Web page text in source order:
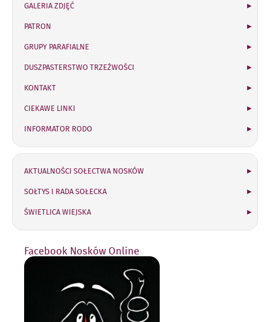
GALERIA ZDJĘĆ
PATRON
GRUPY PARAFIALNE
DUSZPASTERSTWO TRZEŹWOŚCI
KONTAKT
CIEKAWE LINKI
INFORMATOR RODO
Sołectwo Nosków
AKTUALNOŚCI SOŁECTWA NOSKÓW
SOŁTYS I RADA SOŁECKA
ŚWIETLICA WIEJSKA
Facebook Nosków Online